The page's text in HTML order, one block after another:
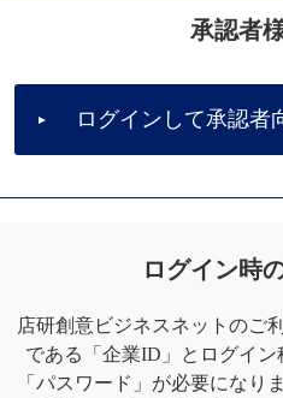
承認者
ログインして承認者
ログイン時
店研創意ビジネスネットのご
である「企業ID」とログイン
「パスワード」が必要になり